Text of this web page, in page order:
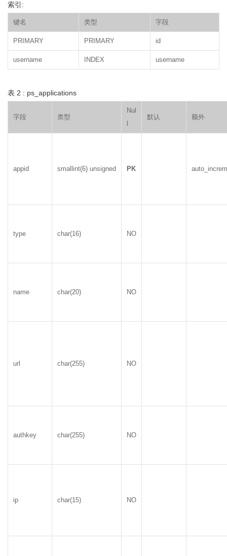
索引:
键名 类型 字段
PRIMARY PRIMARY id
username INDEX username
表 2 : ps_applications
字段 类型
Nul
默认 额外
appid smallint(6) unsigned PK
type char(16) NO
name char(20) NO
url char(255) NO
authkey char(255) NO
ip char(15) NO